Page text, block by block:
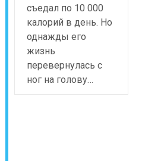
съедал по 10 000
калорий в день. Но
однажды его
жизнь
перевернулась с
ног на голову…